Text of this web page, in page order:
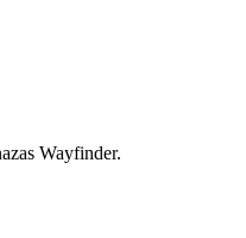
Wayfinder.